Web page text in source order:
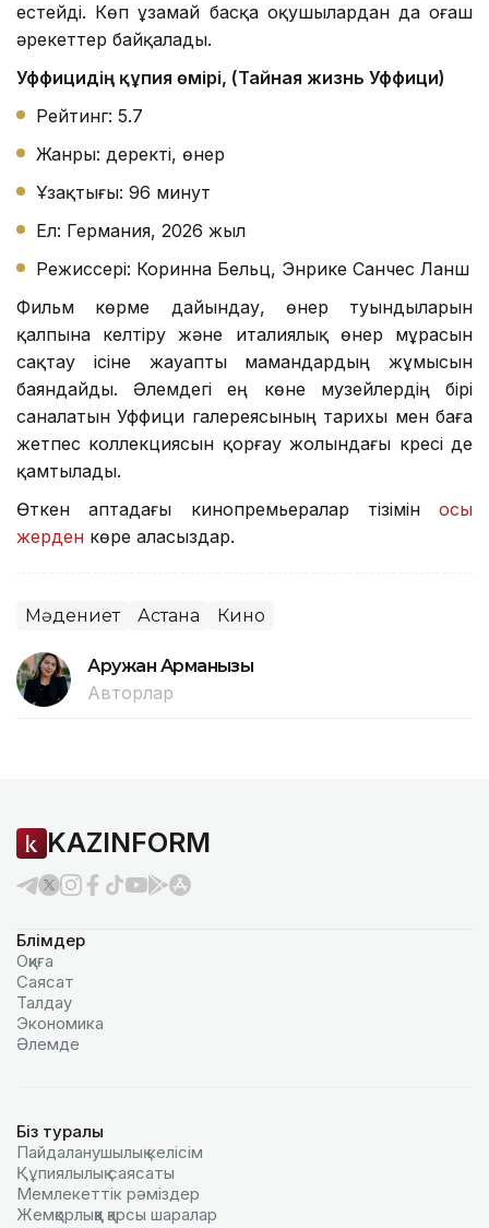
естейді. Көп ұзамай басқа оқушылардан да оғаш
әрекеттер байқалады.
Уффицидің құпия өмірі, (Тайная жизнь Уффици)
Рейтинг: 5.7
Жанры: деректі, өнер
Ұзақтығы: 96 минут
Ел: Германия, 2026 жыл
Режиссері: Коринна Бельц, Энрике Санчес Ланш
Фильм көрме дайындау, өнер туындыларын
қалпына келтіру және италиялық өнер мұрасын
сақтау ісіне жауапты мамандардың жұмысын
баяндайды. Әлемдегі ең көне музейлердің бірі
саналатын Уффици галереясының тарихы мен баға
жетпес коллекциясын қорғау жолындағы күресі де
қамтылады.
Өткен аптадағы кинопремьералар тізімін осы
жерден көре аласыздар.
Мәдениет Астана Кино
Аружан Арманқызы
Авторлар
KAZINFORM
Бөлімдер
Оқиға
Саясат
Талдау
Экономика
Әлемде
Біз туралы
Пайдаланушылық келiciм
Құпиялылық саясаты
Мемлекеттік рәміздер
Жемқорлыққа қарсы шаралар